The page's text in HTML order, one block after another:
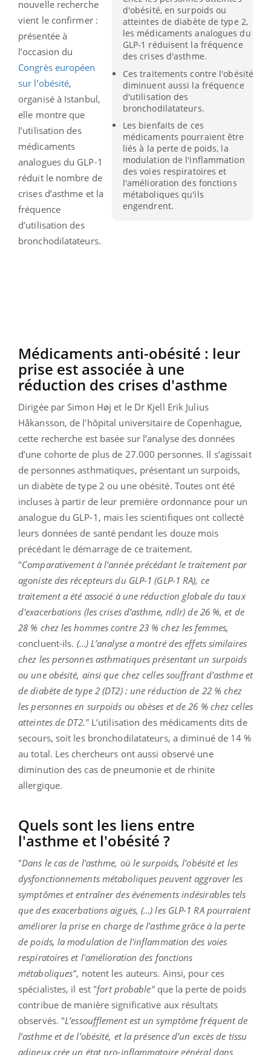
d'obésité, en surpoids ou
atteintes de diabète de type 2,
les médicaments analogues du
GLP-1 réduisent la fréquence
des crises d'asthme.
Ces traitements contre l'obésité
diminuent aussi la fréquence
d'utilisation des
bronchodilatateurs.
Les bienfaits de ces
médicaments pourraient être
liés à la perte de poids, la
modulation de l'inflammation
des voies respiratoires et
l'amélioration des fonctions
métaboliques qu'ils
engendrent.
nouvelle recherche
vient le confirmer :
présentée à
l’occasion du
Congrès européen
sur l’obésité,
organisé à Istanbul,
elle montre que
l’utilisation des
médicaments
analogues du GLP-1
réduit le nombre de
crises d’asthme et la
fréquence
d’utilisation des
bronchodilatateurs.
Médicaments anti-obésité : leur
prise est associée à une
réduction des crises d'asthme
Dirigée par Simon Høj et le Dr Kjell Erik Julius
Håkansson, de l'hôpital universitaire de Copenhague,
cette recherche est basée sur l’analyse des données
d’une cohorte de plus de 27.000 personnes. Il s’agissait
de personnes asthmatiques, présentant un surpoids,
un diabète de type 2 ou une obésité. Toutes ont été
incluses à partir de leur première ordonnance pour un
analogue du GLP-1, mais les scientifiques ont collecté
leurs données de santé pendant les douze mois
précédant le démarrage de ce traitement.
"Comparativement à l'année précédant le traitement par
agoniste des récepteurs du GLP-1 (GLP-1 RA), ce
traitement a été associé à une réduction globale du taux
d'exacerbations (les crises d’asthme, ndlr) de 26 %, et de
28 % chez les hommes contre 23 % chez les femmes,
concluent-ils. (…) L’analyse a montré des effets similaires
chez les personnes asthmatiques présentant un surpoids
ou une obésité, ainsi que chez celles souffrant d'asthme et
de diabète de type 2 (DT2) : une réduction de 22 % chez
les personnes en surpoids ou obèses et de 26 % chez celles
atteintes de DT2." L’utilisation des médicaments dits de
secours, soit les bronchodilatateurs, a diminué de 14 %
au total. Les chercheurs ont aussi observé une
diminution des cas de pneumonie et de rhinite
allergique.
Quels sont les liens entre
l'asthme et l'obésité ?
"Dans le cas de l'asthme, où le surpoids, l'obésité et les
dysfonctionnements métaboliques peuvent aggraver les
symptômes et entraîner des événements indésirables tels
que des exacerbations aiguës, (…) les GLP-1 RA pourraient
améliorer la prise en charge de l'asthme grâce à la perte
de poids, la modulation de l'inflammation des voies
respiratoires et l'amélioration des fonctions
métaboliques", notent les auteurs. Ainsi, pour ces
spécialistes, il est "fort probable" que la perte de poids
contribue de manière significative aux résultats
observés. "L’essoufflement est un symptôme fréquent de
l’asthme et de l’obésité, et la présence d’un excès de tissu
adipeux crée un état pro-inflammatoire général dans